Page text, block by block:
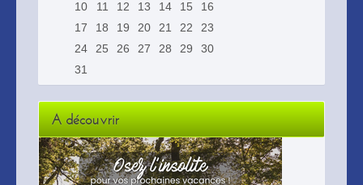
10
11 12 13 14 15
16
17
18 19 20 21 22
23
24
25 26 27 28 29
30
31
A découvrir